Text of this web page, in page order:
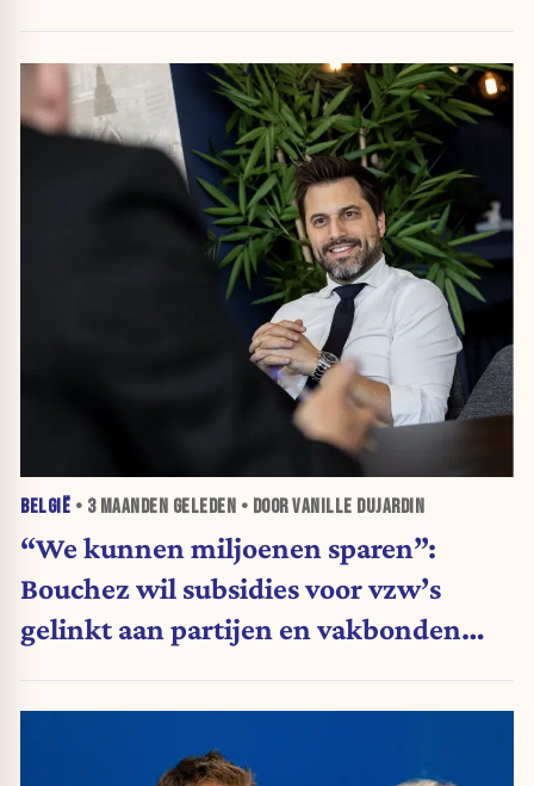
BELGIË • 3 MAANDEN GELEDEN • DOOR VANILLE DUJARDIN
“We kunnen miljoenen sparen”:
Bouchez wil subsidies voor vzw’s
gelinkt aan partijen en vakbonden